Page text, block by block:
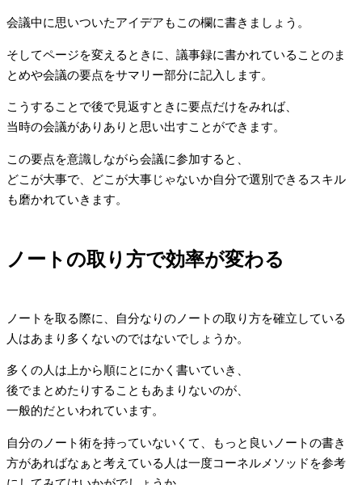
会議中に思いついたアイデアもこの欄に書きましょう。
そしてページを変えるときに、議事録に書かれていることのま
とめや会議の要点をサマリー部分に記入します。
こうすることで後で見返すときに要点だけをみれば、
当時の会議がありありと思い出すことができます。
この要点を意識しながら会議に参加すると、
どこが大事で、どこが大事じゃないか自分で選別できるスキル
も磨かれていきます。
ノートの取り方で効率が変わる
ノートを取る際に、自分なりのノートの取り方を確立している
人はあまり多くないのではないでしょうか。
多くの人は上から順にとにかく書いていき、
後でまとめたりすることもあまりないのが、
一般的だといわれています。
自分のノート術を持っていないくて、もっと良いノートの書き
方があればなぁと考えている人は一度コーネルメソッドを参考